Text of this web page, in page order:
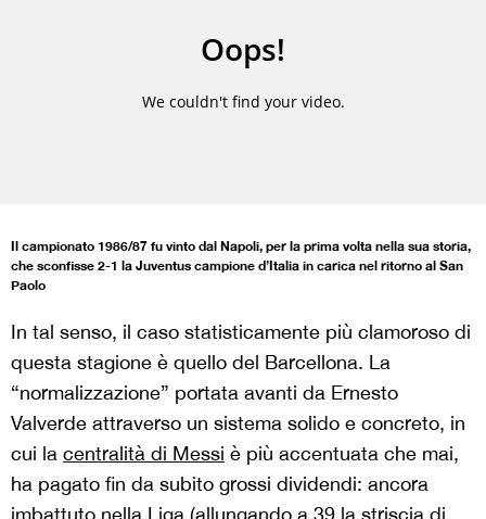
Il campionato 1986/87 fu vinto dal Napoli, per la prima volta nella sua storia,
che sconfisse 2-1 la Juventus campione d’Italia in carica nel ritorno al San
Paolo
In tal senso, il caso statisticamente più clamoroso di
questa stagione è quello del Barcellona. La
“normalizzazione” portata avanti da Ernesto
Valverde attraverso un sistema solido e concreto, in
cui la centralità di Messi è più accentuata che mai,
ha pagato fin da subito grossi dividendi: ancora
imbattuto nella Liga (allungando a 39 la striscia di